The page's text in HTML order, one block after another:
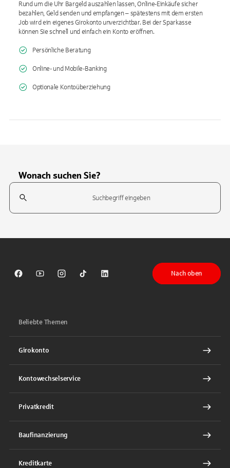
Rund um die Uhr Bargeld auszahlen lassen, Online-Einkäufe sicher
bezahlen, Geld senden und empfangen – spätestens mit dem ersten
Job wird ein eigenes Girokonto unverzichtbar. Bei der Sparkasse
können Sie schnell und einfach ein Konto eröffnen.
Persönliche Beratung
Online- und Mobile-Banking
Optionale Kontoüberziehung
Wonach suchen Sie?
Suchfeld
Sparkasse auf Facebook
Sparkasse auf Youtube
Sparkasse auf Instagram
Sparkasse auf TikTok
Sparkasse auf LinkedIn
Nach oben
Beliebte Themen
Girokonto
Kontowechselservice
Privatkredit
Baufinanzierung
Kreditkarte